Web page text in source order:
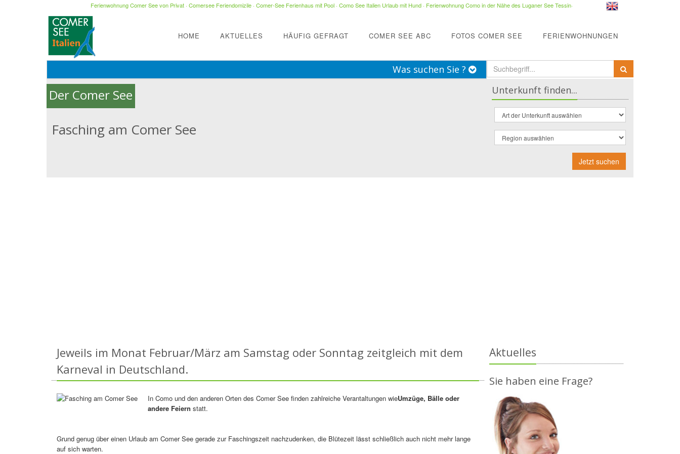
Ferienwohnung Comer See von Privat· Comersee Feriendomizile· Comer-See Ferienhaus mit Pool· Como See Italien Urlaub mit Hund· Ferienwohnung Como in der Nähe des Luganer See Tessin·
HOME AKTUELLES HÄUFIG GEFRAGT COMER SEE ABC FOTOS COMER SEE FERIENWOHNUNGEN
Was suchen Sie ?
Der Comer See
Fasching am Comer See
Unterkunft finden...
Jetzt suchen
Jeweils im Monat Februar/März am Samstag oder Sonntag zeitgleich mit dem
Karneval in Deutschland.
In Como und den anderen Orten des Comer See finden zahlreiche Verantaltungen wieUmzüge, Bälle oder
andere Feiern statt.
Grund genug über einen Urlaub am Comer See gerade zur Faschingszeit nachzudenken, die Blütezeit lässt schließlich auch nicht mehr lange
auf sich warten.
Aktuelles
Sie haben eine Frage?